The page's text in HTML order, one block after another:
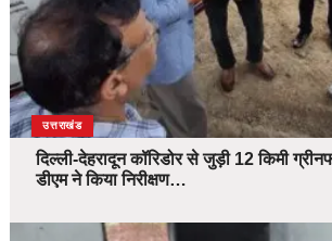
उत्तराखंड
दिल्ली-देहरादून कॉरिडोर से जुड़ी 12 किमी
डीएम ने किया निरीक्षण…